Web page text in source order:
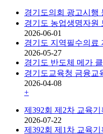
경기도의회 광고시행
경기도 농업생명자원
2026-06-01
경기도 지역필수의료
2026-05-27
경기도 반도체 메가
경기도교육청 금융교
2026-04-08
+
제392회 제2차 교육
2026-07-22
제392회 제1차 교육